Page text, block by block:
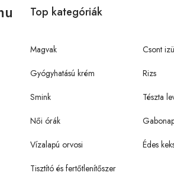
Top kategóriák
Magvak
Gyógyhatású krém
Smink
Női órák
Vízalapú orvosi
Tisztító és fertőtlenítőszer
Csont
Rizs
Tészta
Édes